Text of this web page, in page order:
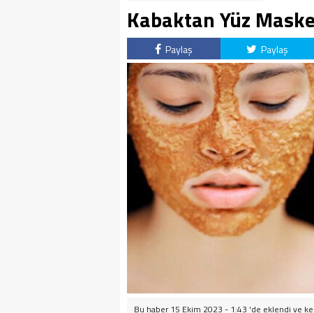
Kabaktan Yüz
Paylaş Paylaş
Bu haber 15 Ekim 2023 - 1:43 'de eklendi ve